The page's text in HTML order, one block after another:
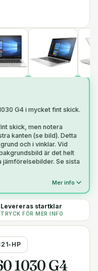
G4 i mycket fint skick.
skick, men notera
kanten (se bild). Detta
och i vinklar. Vid
är det helt
jämförelsebilder. Se sista
Mer info
Levereras startklar
TRYCK FÖR MER INFO
HP
1030 G4